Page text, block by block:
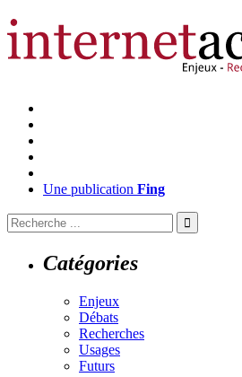
Une publication Fing
Catégories
Enjeux
Débats
Recherches
Usages
Futurs